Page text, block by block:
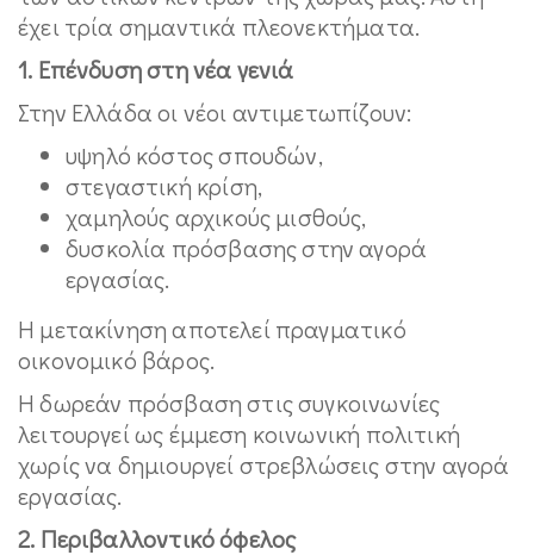
έχει τρία σημαντικά πλεονεκτήματα.
1. Επένδυση στη νέα γενιά
Στην Ελλάδα οι νέοι αντιμετωπίζουν:
υψηλό κόστος σπουδών,
στεγαστική κρίση,
χαμηλούς αρχικούς μισθούς,
δυσκολία πρόσβασης στην αγορά
εργασίας.
Η μετακίνηση αποτελεί πραγματικό
οικονομικό βάρος.
Η δωρεάν πρόσβαση στις συγκοινωνίες
λειτουργεί ως έμμεση κοινωνική πολιτική
χωρίς να δημιουργεί στρεβλώσεις στην αγορά
εργασίας.
2. Περιβαλλοντικό όφελος